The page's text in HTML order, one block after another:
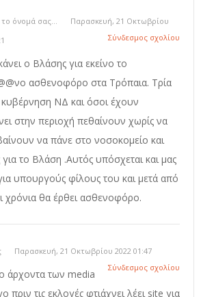
το όνομά σας...
Παρασκευή, 21 Οκτωβρίου
Σύνδεσμος σχολίου
ο Βλάσης για εκείνο το
ασθενοφόρο στα Τρόπαια. Τρία
κυβέρνηση ΝΔ και όσοι έχουν
στην περιοχή πεθαίνουν χωρίς να
να πάνε στο νοσοκομείο και
για το Βλάση .Αυτός υπόσχεται και μας
υπουργούς φίλους του και μετά από
χρόνια θα έρθει ασθενοφόρο.
Παρασκευή, 21 Οκτωβρίου 2022 01:47
Σύνδεσμος σχολίου
άρχοντα των media
πριν τις εκλογές φτιάχνει λέει site για